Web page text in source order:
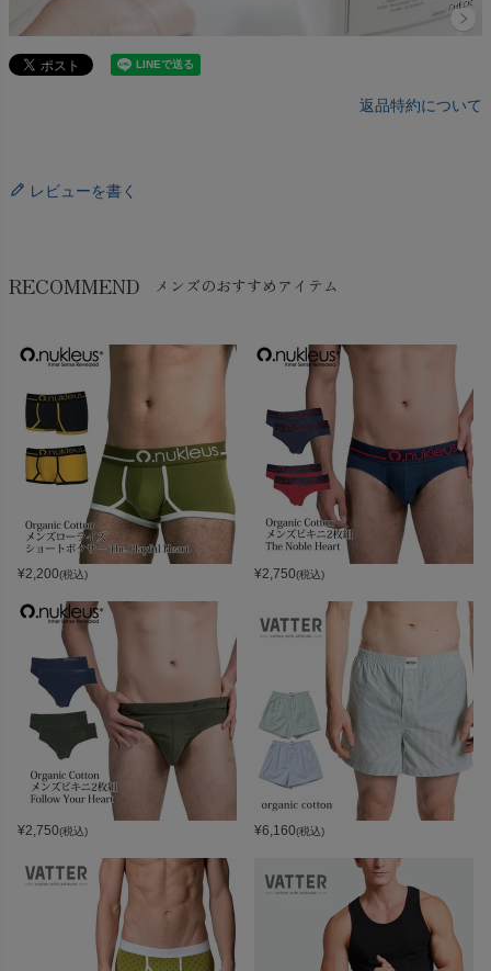
返品特約について
レビューを書く
RECOMMEND メンズのおすすめアイテム
¥2,200(税込) ¥2,750(税込)
¥2,750(税込) ¥6,160(税込)